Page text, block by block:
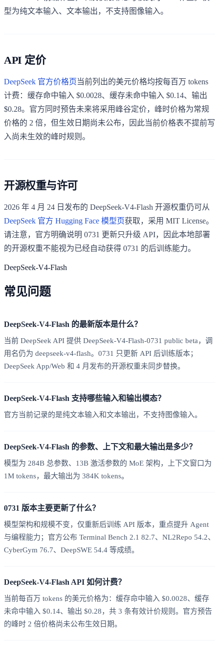
型为纯文本输入、文本输出，不支持图像输入。
API 定价
DeepSeek 官方价格页当前列出的美元价格均按每百万 tokens
计费：缓存命中输入 $0.0028、缓存未命中输入 $0.14、输出
$0.28。官方同时预告未来将采用峰谷定价，峰时价格为常规
价格的 2 倍，但生效日期尚未公布，因此当前价格表不提前写
入尚未生效的峰时规则。
开源权重与许可
2026 年 4 月 24 日发布的 DeepSeek-V4-Flash 开源权重仍可从
DeepSeek 官方 Hugging Face 模型页获取，采用 MIT License。
请注意，官方明确说明 0731 更新只升级 API，因此本地部署
的开源权重不能视为已经自动获得 0731 的后训练能力。
DeepSeek-V4-Flash
常见问题
DeepSeek-V4-Flash 的最新版本是什么？
当前 DeepSeek API 提供 DeepSeek-V4-Flash-0731 public beta，调
用名仍为 deepseek-v4-flash。0731 只更新 API 后训练版本；
DeepSeek App/Web 和 4 月发布的开源权重未同步替换。
DeepSeek-V4-Flash 支持哪些输入和输出模态？
官方当前记录的是纯文本输入和文本输出，不支持图像输入。
DeepSeek-V4-Flash 的参数、上下文和最大输出是多少？
模型为 284B 总参数、13B 激活参数的 MoE 架构，上下文窗口为
1M tokens，最大输出为 384K tokens。
0731 版本主要更新了什么？
模型架构和规模不变，仅重新后训练 API 版本，重点提升 Agent
与编程能力；官方公布 Terminal Bench 2.1 82.7、NL2Repo 54.2、
CyberGym 76.7、DeepSWE 54.4 等成绩。
DeepSeek-V4-Flash API 如何计费？
当前每百万 tokens 的美元价格为：缓存命中输入 $0.0028、缓存
未命中输入 $0.14、输出 $0.28，共 3 条有效计价规则。官方预告
的峰时 2 倍价格尚未公布生效日期。